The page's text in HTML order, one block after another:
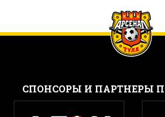
CПОНСОРЫ И ПАРТНЕРЫ